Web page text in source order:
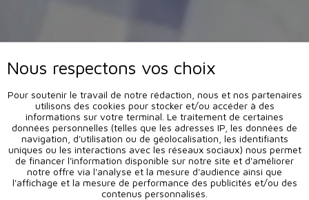
Nous respectons vos choix
Pour soutenir le travail de notre rédaction, nous et nos partenaires
utilisons des cookies pour stocker et/ou accéder à des
informations sur votre terminal. Le traitement de certaines
données personnelles (telles que les adresses IP, les données de
navigation, d'utilisation ou de géolocalisation, les identifiants
uniques ou les interactions avec les réseaux sociaux) nous permet
de financer l'information disponible sur notre site et d'améliorer
notre offre via l'analyse et la mesure d'audience ainsi que
l'affichage et la mesure de performance des publicités et/ou des
contenus personnalisés.